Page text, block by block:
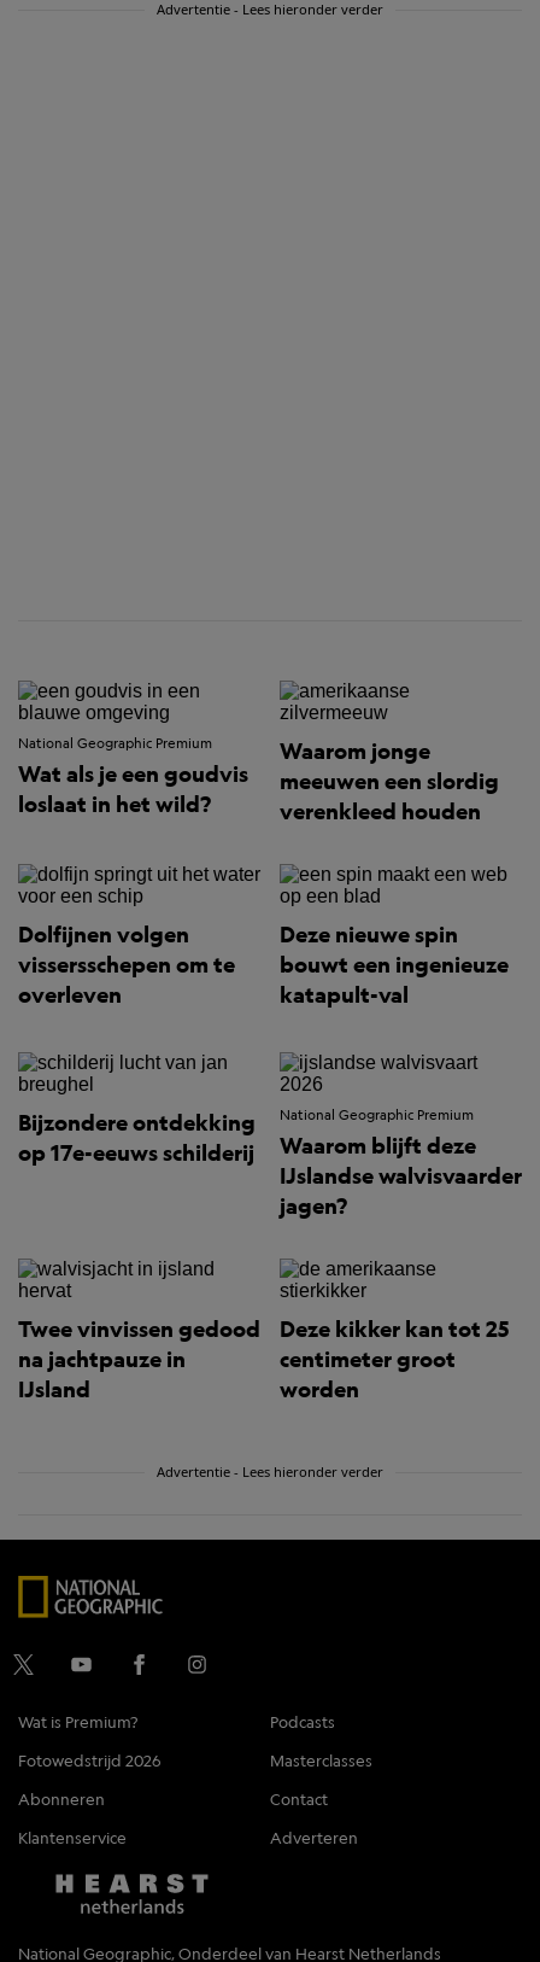
Advertentie - Lees hieronder verder
National Geographic Premium
Wat als je een goudvis
loslaat in het wild?
Waarom jonge
meeuwen een slordig
verenkleed houden
Dolfijnen volgen
vissersschepen om te
overleven
Deze nieuwe spin
bouwt een ingenieuze
katapult-val
Bijzondere ontdekking
op 17e-eeuws schilderij
National Geographic Premium
Waarom blijft deze
IJslandse walvisvaarder
jagen?
Twee vinvissen gedood
na jachtpauze in
IJsland
Deze kikker kan tot 25
centimeter groot
worden
Advertentie - Lees hieronder verder
Wat is Premium?
Podcasts
Fotowedstrijd 2026
Masterclasses
Abonneren
Contact
Klantenservice
Adverteren
National Geographic, Onderdeel van Hearst Netherlands